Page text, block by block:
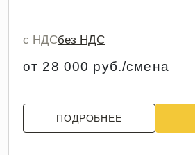
с НДСбез НДС
от 28 000 руб./смена
ПОДРОБНЕЕ